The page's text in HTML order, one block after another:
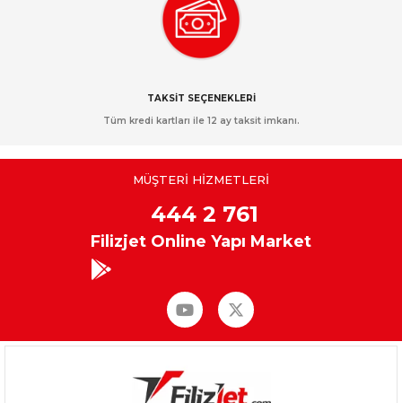
TAKSİT SEÇENEKLERİ
Tüm kredi kartları ile 12 ay taksit imkanı.
MÜŞTERİ HİZMETLERİ
444 2 761
Filizjet Online Yapı Market